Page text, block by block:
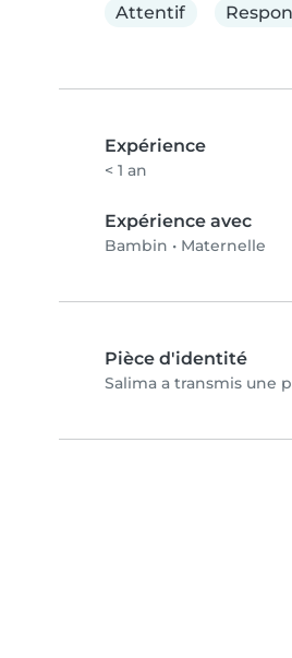
Attentif
Expérience
< 1 an
Expérience avec
Bambin • Maternelle
Pièce d'identité
Salima a transmis une